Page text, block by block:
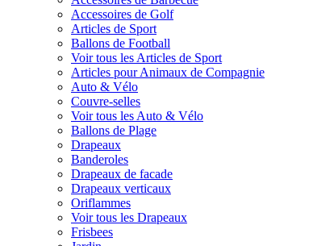
Accessoires de Golf
Articles de Sport
Ballons de Football
Voir tous les Articles de Sport
Articles pour Animaux de Compagnie
Auto & Vélo
Couvre-selles
Voir tous les Auto & Vélo
Ballons de Plage
Drapeaux
Banderoles
Drapeaux de facade
Drapeaux verticaux
Oriflammes
Voir tous les Drapeaux
Frisbees